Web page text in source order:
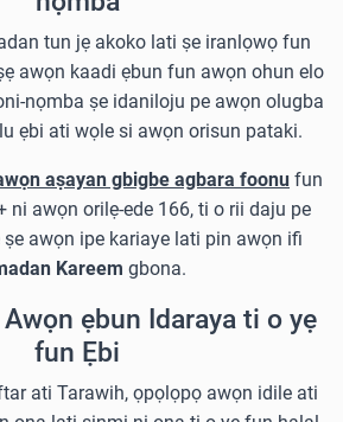
tun jẹ akoko lati ṣe iranlọwọ fun
awọn kaadi ẹbun fun awọn ohun elo
nọmba ṣe idaniloju pe awọn olugba
ẹbi ati wọle si awọn orisun pataki.
aṣayan gbigbe agbara foonu fun
ni awọn orilẹ-ede 166, ti o rii daju pe
awọn ipe kariaye lati pin awọn ifi
Kareem gbona.
ẹbun Idaraya ti o yẹ
fun Ẹbi
ati Tarawih, ọpọlọpọ awọn idile ati